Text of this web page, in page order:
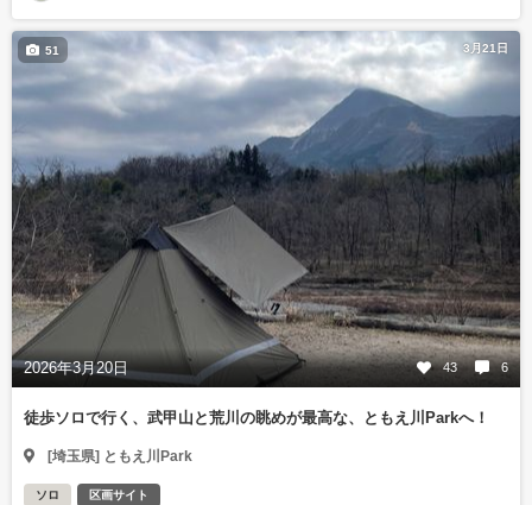
3月21日
2026年3月20日 43 6
51
徒歩ソロで行く、武甲山と荒川の眺めが最高な、ともえ川Parkへ！
[埼玉県] ともえ川Park
ソロ 区画サイト